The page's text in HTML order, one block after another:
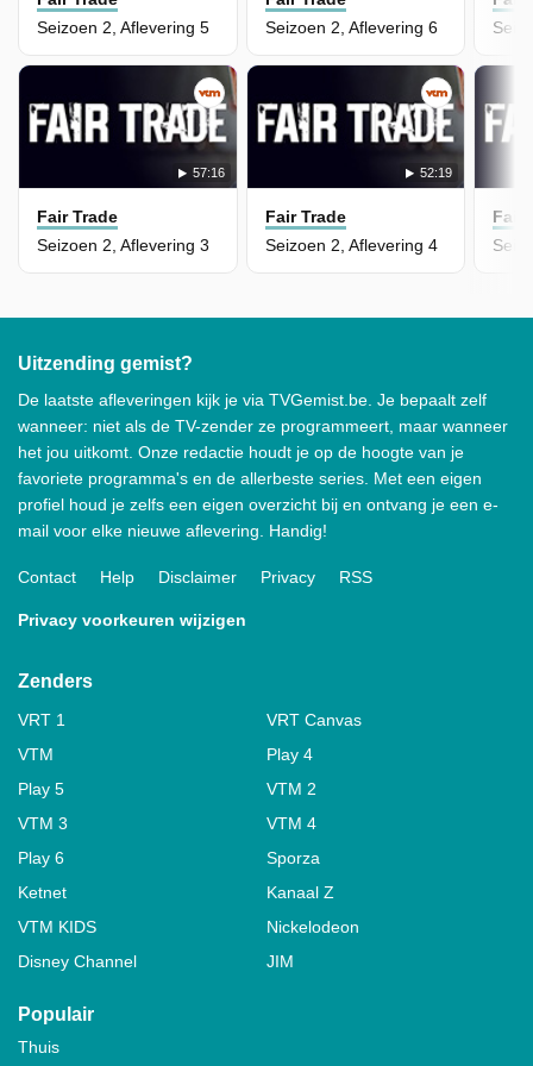
Seizoen 2, Aflevering 5
Seizoen 2, Aflevering 6
57:16
Fair Trade
Seizoen 2, Aflevering 3
52:19
Fair Trade
Seizoen 2, Aflevering 4
Fair
Uitzending gemist?
De laatste afleveringen kijk je via TVGemist.be. Je bepaalt zelf
wanneer: niet als de TV-zender ze programmeert, maar wanneer
het jou uitkomt. Onze redactie houdt je op de hoogte van je
favoriete programma's en de allerbeste series. Met een eigen
profiel houd je zelfs een eigen overzicht bij en ontvang je een e-
mail voor elke nieuwe aflevering. Handig!
Contact Help Disclaimer Privacy RSS
Privacy voorkeuren wijzigen
Zenders
VRT 1
VRT Canvas
VTM
Play 4
Play 5
VTM 2
VTM 3
VTM 4
Play 6
Sporza
Ketnet
Kanaal Z
VTM KIDS
Nickelodeon
Disney Channel
JIM
Populair
Thuis